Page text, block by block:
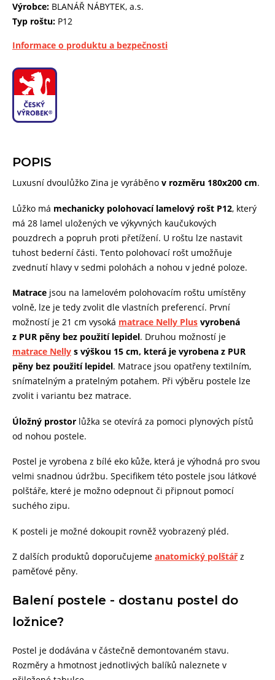
POPIS
Luxusní dvoulůžko Zina je vyráběno v rozměru 180x200 cm.
Lůžko má mechanicky polohovací lamelový rošt P12, který
má 28 lamel uložených ve výkyvných kaučukových
pouzdrech a popruh proti přetížení. U roštu lze nastavit
tuhost bederní části. Tento polohovací rošt umožňuje
zvednutí hlavy v sedmi polohách a nohou v jedné poloze.
Matrace jsou na lamelovém polohovacím roštu umístěny
volně, lze je tedy zvolit dle vlastních preferencí. První
možností je 21 cm vysoká matrace Nelly Plus vyrobená
z PUR pěny bez použití lepidel. Druhou možností je
matrace Nelly s výškou 15 cm, která je vyrobena z PUR
pěny bez použití lepidel. Matrace jsou opatřeny textilním,
snímatelným a pratelným potahem. Při výběru postele lze
zvolit i variantu bez matrace.
Úložný prostor lůžka se otevírá za pomoci plynových pístů
od nohou postele.
Postel je vyrobena z bílé eko kůže, která je výhodná pro svou
velmi snadnou údržbu. Specifikem této postele jsou látkové
polštáře, které je možno odepnout či připnout pomocí
suchého zipu.
K posteli je možné dokoupit rovněž vyobrazený pléd.
Z dalších produktů doporučujeme anatomický polštářz
paměťové pěny.
Balení postele - dostanu postel do
ložnice?
Postel je dodávána v částečně demontovaném stavu.
Rozměry a hmotnost jednotlivých balíků naleznete v
Výrobce: BLANÁŘ NÁBYTEK, a.s.
Typ roštu: P12
Informace o produktu a bezpečnosti